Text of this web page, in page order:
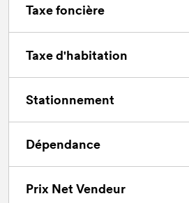
Taxe foncière
Taxe d'habitation
Stationnement
Dépendance
Prix Net Vendeur